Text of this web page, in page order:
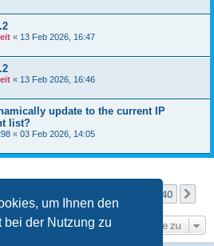
um Ihnen den
bei der Nutzung zu
« 13 Feb 2026, 16:47
« 13 Feb 2026, 16:46
update to the current IP
list?
« 03 Feb 2026, 14:05
40
Gehe zu